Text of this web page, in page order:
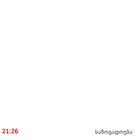
21:26 საზოგადოება